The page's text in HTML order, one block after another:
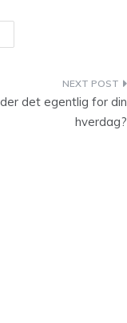
det egentlig for din
hverdag?